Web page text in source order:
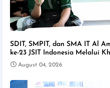
SDIT, SMPIT, dan SMA IT Al
ke-23 JSIT Indonesia Melalui
August 04, 2026